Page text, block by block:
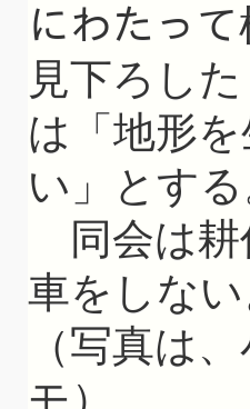
にわたっ
見下ろし
は「地形
い」とする
同会は耕
車をしな
（写真は
モ）